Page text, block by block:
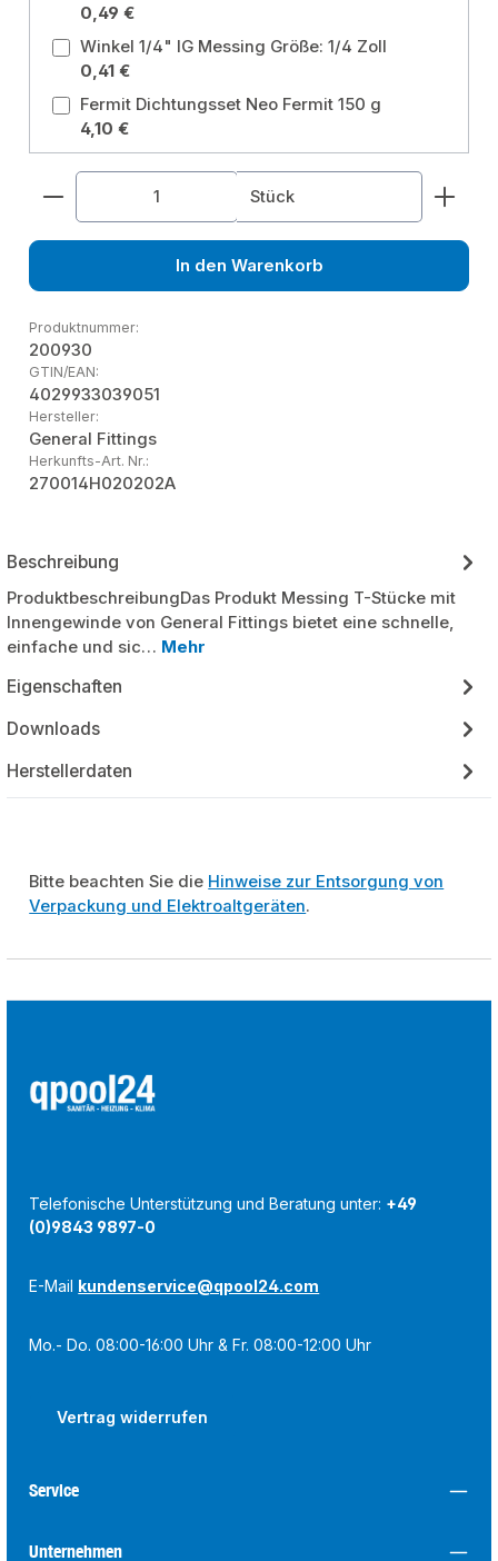
0,49 €
Winkel 1/4" IG Messing Größe: 1/4 Zoll
0,41 €
Fermit Dichtungsset Neo Fermit 150 g
4,10 €
Produkt Anzahl: Gib den gewünschten Wert
Stück
In den Warenkorb
Produktnummer:
200930
GTIN/EAN:
4029933039051
Hersteller:
General Fittings
Herkunfts-Art. Nr.:
270014H020202A
Beschreibung
ProduktbeschreibungDas Produkt Messing T-Stücke mit
Innengewinde von General Fittings bietet eine schnelle,
einfache und sic… Mehr
Eigenschaften
Downloads
Herstellerdaten
Bitte beachten Sie die Hinweise zur Entsorgung von
Verpackung und Elektroaltgeräten.
Telefonische Unterstützung und Beratung unter: +49
(0)9843 9897-0
E-Mail kundenservice@qpool24.com
Mo.- Do. 08:00-16:00 Uhr & Fr. 08:00-12:00 Uhr
Vertrag widerrufen
Service
Unternehmen